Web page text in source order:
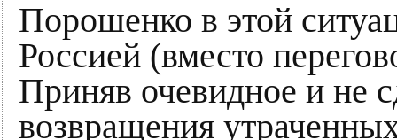
Порошенко в этой
Россией (вместо
Приняв очевидное и не
возвращения